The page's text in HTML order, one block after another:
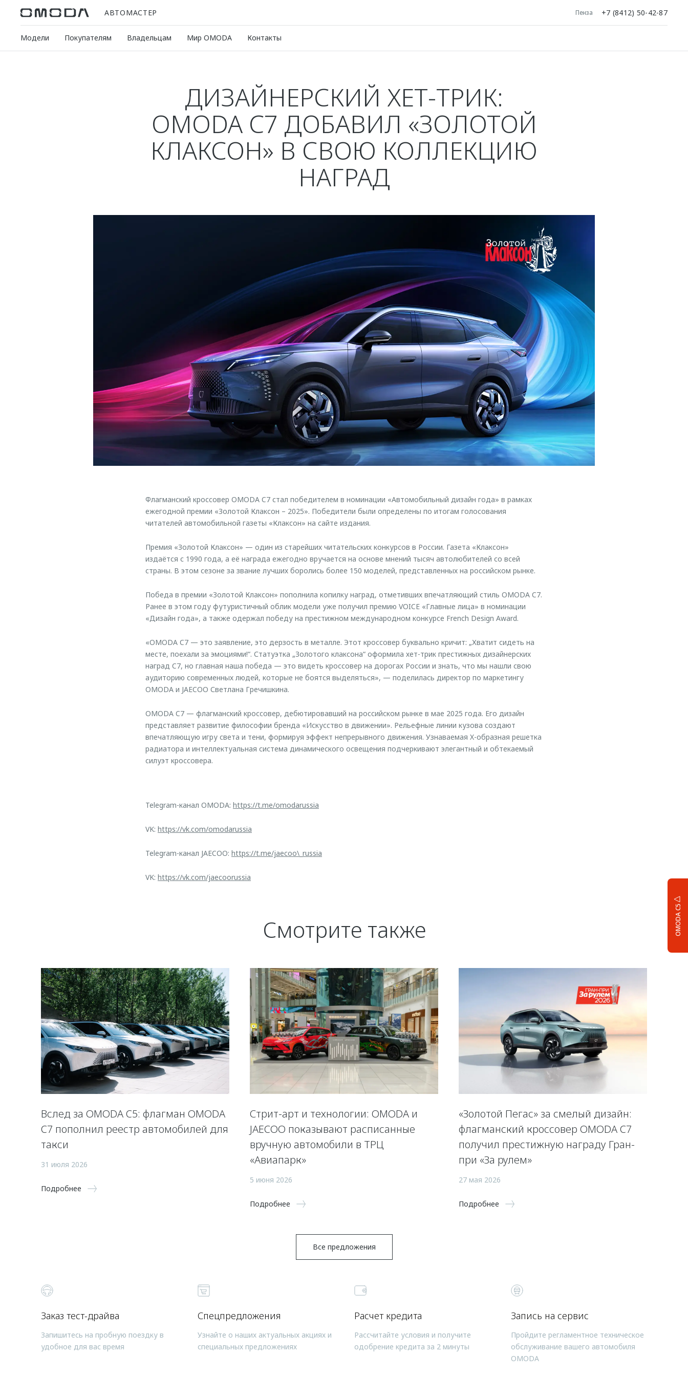
АВТОМАСТЕР Пенза +7 (8412) 50-42-87
Модели Покупателям Владельцам Мир OMODA Контакты
OMODA C5
ДИЗАЙНЕРСКИЙ ХЕТ-ТРИК:
OMODA C7 ДОБАВИЛ «ЗОЛОТОЙ
КЛАКСОН» В СВОЮ КОЛЛЕКЦИЮ
НАГРАД
Флагманский кроссовер OMODA C7 стал победителем в номинации «Автомобильный дизайн года» в рамках
ежегодной премии «Золотой Клаксон – 2025». Победители были определены по итогам голосования
читателей автомобильной газеты «Клаксон» на сайте издания.
Премия «Золотой Клаксон» — один из старейших читательских конкурсов в России. Газета «Клаксон»
издаётся с 1990 года, а её награда ежегодно вручается на основе мнений тысяч автолюбителей со всей
страны. В этом сезоне за звание лучших боролись более 150 моделей, представленных на российском рынке.
Победа в премии «Золотой Клаксон» пополнила копилку наград, отметивших впечатляющий стиль OMODA C7.
Ранее в этом году футуристичный облик модели уже получил премию VOICE «Главные лица» в номинации
«Дизайн года», а также одержал победу на престижном международном конкурсе French Design Award.
«OMODA C7 — это заявление, это дерзость в металле. Этот кроссовер буквально кричит: „Хватит сидеть на
месте, поехали за эмоциями!“. Статуэтка „Золотого клаксона“ оформила хет-трик престижных дизайнерских
наград C7, но главная наша победа — это видеть кроссовер на дорогах России и знать, что мы нашли свою
аудиторию современных людей, которые не боятся выделяться», — поделилась директор по маркетингу
OMODA и JAECOO Светлана Гречишкина.
OMODA C7 — флагманский кроссовер, дебютировавший на российском рынке в мае 2025 года. Его дизайн
представляет развитие философии бренда «Искусство в движении». Рельефные линии кузова создают
впечатляющую игру света и тени, формируя эффект непрерывного движения. Узнаваемая X-образная решетка
радиатора и интеллектуальная система динамического освещения подчеркивают элегантный и обтекаемый
силуэт кроссовера.
Telegram-канал OMODA: https://t.me/omodarussia
VK: https://vk.com/omodarussia
Telegram-канал JAECOO: https://t.me/jaecoo\_russia
VK: https://vk.com/jaecoorussia
Смотрите также
Вслед за OMODA C5: флагман OMODA
C7 пополнил реестр автомобилей для
такси
31 июля 2026
Подробнее
Стрит-арт и технологии: OMODA и
JAECOO показывают расписанные
вручную автомобили в ТРЦ
«Авиапарк»
5 июня 2026
Подробнее
«Золотой Пегас» за смелый дизайн:
флагманский кроссовер OMODA C7
получил престижную награду Гран-
при «За рулем»
27 мая 2026
Подробнее
Все предложения
Заказ тест-драйва
Запишитесь на пробную поездку в
удобное для вас время
Спецпредложения
Узнайте о наших актуальных акциях и
специальных предложениях
Расчет кредита
Рассчитайте условия и получите
одобрение кредита за 2 минуты
Запись на сервис
Пройдите регламентное техническое
обслуживание вашего автомобиля
OMODA